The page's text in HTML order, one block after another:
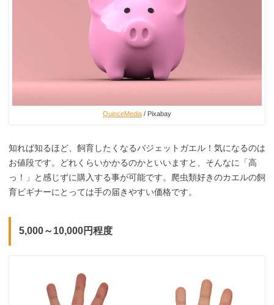
QuinceMedia / Pixabay
知れば知るほど、飼育したくなるバジェットガエル！気になるのは
お値段です。どれくらいかかるのかといいますと、そんなに「高
っ！」と感じずに購入する事が可能です。爬虫類好きのカエルの飼
育ビギナーにとっては手の届きやすい価格です。
5,000～10,000円程度